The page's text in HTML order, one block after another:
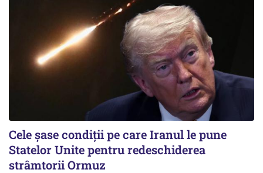
Cele șase condiții pe care Iranul le pune
Statelor Unite pentru redeschiderea
strâmtorii Ormuz